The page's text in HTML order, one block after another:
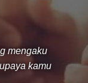
mengaku
kamu